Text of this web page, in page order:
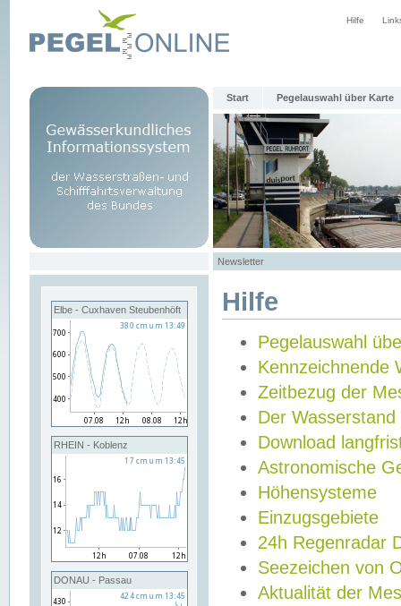
Hilfe
Start Pegelauswahl über Karte
Newsletter
Elbe - Cuxhaven Steubenhöft
RHEIN - Koblenz
DONAU - Passau
Hilfe
Pegelauswahl
Kennzeichnende
Zeitbezug der
Der Wasserstand
Download
Astronomische
Höhensysteme
Einzugsgebiete
24h Regenradar
Seezeichen von
Aktualität der